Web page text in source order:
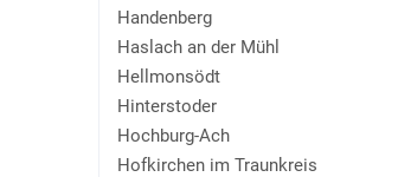
Handenberg
Haslach an der Mühl
Hellmonsödt
Hinterstoder
Hochburg-Ach
Hofkirchen im Traunkreis